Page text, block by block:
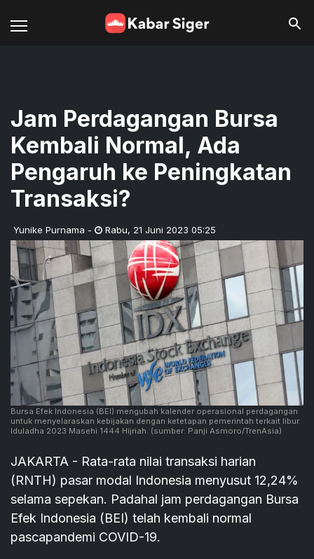
Jam Perdagangan Bursa
Kembali Normal, Ada
Pengaruh ke Peningkatan
Transaksi?
Yunike Purnama - Rabu, 21 Juni 2023 05:25
Bursa Efek Indonesia (BEI) mengubah kalender operasional perdagangan
untuk menyelaraskan kebijakan dengan ketetapan pemerintah terkait libur
Iduladha 2023 Masehi 1444 Hijriah. (sumber: Panji Asmoro/TrenAsia)
JAKARTA - Rata-rata nilai transaksi harian
(RNTH) pasar modal Indonesia menyusut 12,24%
selama sepekan. Padahal jam perdagangan Bursa
Efek Indonesia (BEI) telah kembali normal
pascapandemi COVID-19.